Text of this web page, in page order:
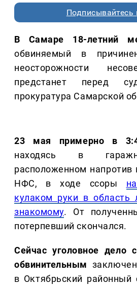
Подписывайтесь
В Самаре 18-летний
обвиняемый в
неосторожности
предстанет перед
прокуратура Самарской
23 мая примерно в
находясь в
расположенном напротив
НФС, в ходе ссоры
кулаком руки в область
знакомому. От
потерпевший скончался.
Сейчас уголовное дело
обвинительным
в Октябрьский